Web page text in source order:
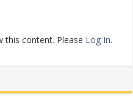
this content. Please Log In.